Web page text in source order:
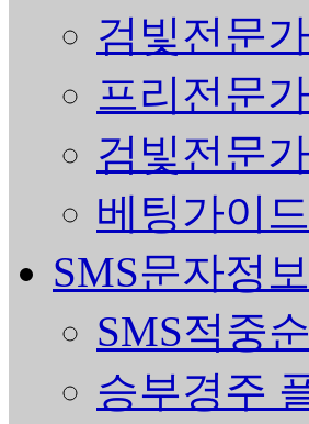
검빛전문
프리전문
검빛전문
베팅가이
SMS문자정보
SMS적중
승부경주